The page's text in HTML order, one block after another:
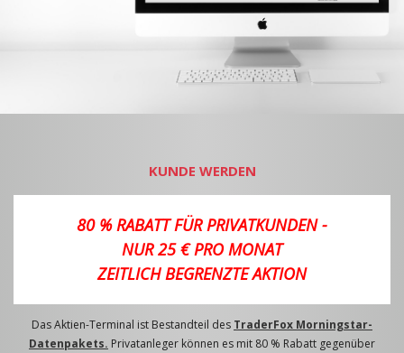
KUNDE WERDEN
80 % RABATT FÜR PRIVATKUNDEN -
NUR 25 € PRO MONAT
ZEITLICH BEGRENZTE AKTION
Das Aktien-Terminal ist Bestandteil des TraderFox Morningstar-
Datenpakets. Privatanleger können es mit 80 % Rabatt gegenüber